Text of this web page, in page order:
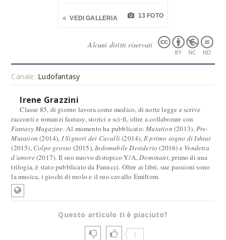
VEDI GALLERIA 13 FOTO
Alcuni diritti riservati
Canale: Ludofantasy
Irene Grazzini
Classe 85, di giorno lavora come medico, di notte legge e scrive
racconti e romanzi fantasy, storici e sci-fi, oltre a collaborare con
Fantasy Magazine. Al momento ha pubblicato:Mutation (2013), Pre-
Mutation (2014), I Signori dei Cavalli(2014), Il primo sogno di Ishtar
(2015), Colpo grosso (2015),Indomabile Desiderio (2016) e Vendetta
d'amore(2017). Il suo nuovo distopico Y/A,Dominant, primo di una
trilogia, è stato pubblicato da Fanucci. Oltre ai libri, sue passioni sono
la musica, i giochi di ruolo e il suo cavallo Emiltom.
Questo articolo ti è piaciuto?
1